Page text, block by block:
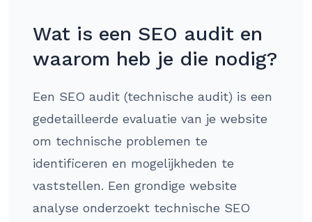
Wat is een SEO audit en
waarom heb je die nodig?
Een SEO audit (technische audit) is een
gedetailleerde evaluatie van je website
om technische problemen te
identificeren en mogelijkheden te
vaststellen. Een grondige website
analyse onderzoekt technische SEO